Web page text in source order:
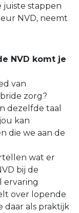
juiste stappen
NVD, neemt
NVD komt je
van
zorg?
dezelfde taal
kan
die we aan de
wat er
bij de
ervaring
over lopende
daar als praktijk